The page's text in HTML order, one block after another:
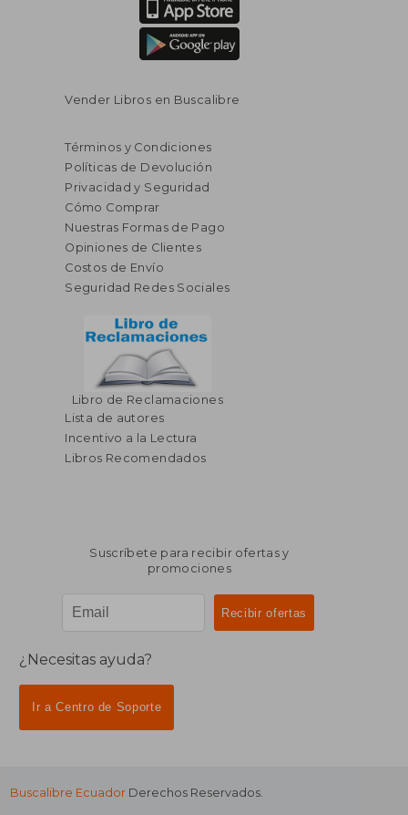
Vender Libros en Buscalibre
Términos y Condiciones
Políticas de Devolución
Privacidad y Seguridad
Cómo Comprar
Nuestras Formas de Pago
Opiniones de Clientes
Costos de Envío
Seguridad Redes Sociales
Libro de Reclamaciones
Lista de autores
Incentivo a la Lectura
Libros Recomendados
Suscríbete para recibir ofertas y
promociones
¿Necesitas ayuda?
Ir a Centro de Soporte
Buscalibre Ecuador Derechos Reservados.